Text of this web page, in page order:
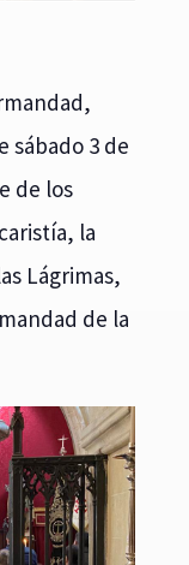
sábado 3 de
de los
la
Lágrimas,
de la